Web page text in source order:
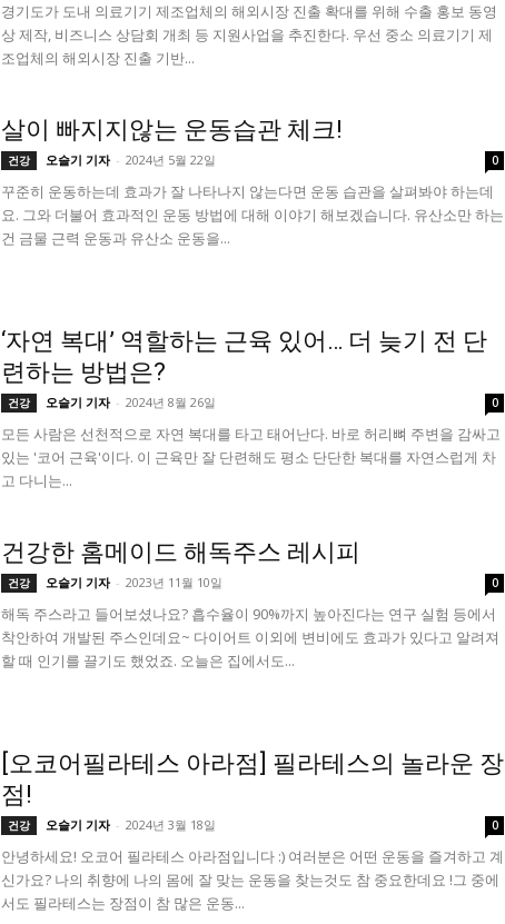
경기도가 도내 의료기기 제조업체의 해외시장 진출 확대를 위해 수출 홍보 동영
상 제작, 비즈니스 상담회 개최 등 지원사업을 추진한다. 우선 중소 의료기기 제
조업체의 해외시장 진출 기반...
살이 빠지지않는 운동습관 체크!
건강 오슬기 기자 - 2024년 5월 22일 0
꾸준히 운동하는데 효과가 잘 나타나지 않는다면 운동 습관을 살펴봐야 하는데
요. 그와 더불어 효과적인 운동 방법에 대해 이야기 해보겠습니다. 유산소만 하는
건 금물 근력 운동과 유산소 운동을...
‘자연 복대’ 역할하는 근육 있어… 더 늦기 전 단
련하는 방법은?
건강 오슬기 기자 - 2024년 8월 26일 0
모든 사람은 선천적으로 자연 복대를 타고 태어난다. 바로 허리뼈 주변을 감싸고
있는 '코어 근육'이다. 이 근육만 잘 단련해도 평소 단단한 복대를 자연스럽게 차
고 다니는...
건강한 홈메이드 해독주스 레시피
건강 오슬기 기자 - 2023년 11월 10일 0
해독 주스라고 들어보셨나요? 흡수율이 90%까지 높아진다는 연구 실험 등에서
착안하여 개발된 주스인데요~ 다이어트 이외에 변비에도 효과가 있다고 알려져
할 때 인기를 끌기도 했었죠. 오늘은 집에서도...
[오코어필라테스 아라점] 필라테스의 놀라운 장
점!
건강 오슬기 기자 - 2024년 3월 18일 0
안녕하세요! 오코어 필라테스 아라점입니다 :) 여러분은 어떤 운동을 즐겨하고 계
신가요? 나의 취향에 나의 몸에 잘 맞는 운동을 찾는것도 참 중요한데요 ! ​ 그 중에
서도 필라테스는 장점이 참 많은 운동...